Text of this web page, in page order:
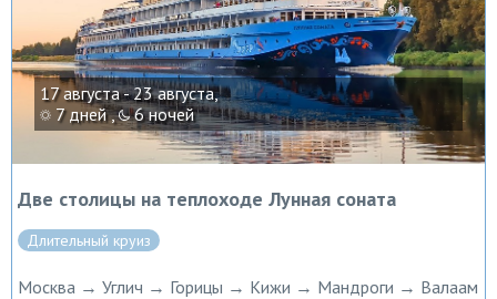
17 августа - 23 августа,
7 дней , 6 ночей
Две столицы на теплоходе Лунная соната
Длительный круиз
Москва → Углич → Горицы → Кижи → Мандроги → Валаам